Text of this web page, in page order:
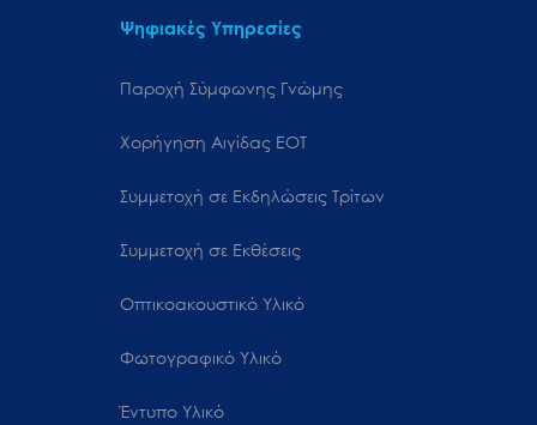
Ψηφιακές Υπηρεσίες
Παροχή Σύμφωνης Γνώμης
Χορήγηση Αιγίδας ΕΟΤ
Συμμετοχή σε Εκδηλώσεις Τρίτων
Συμμετοχή σε Εκθέσεις
Οπτικοακουστικό Υλικό
Φωτογραφικό Υλικό
Έντυπο Υλικό